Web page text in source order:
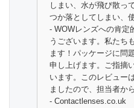
しまい、水が飛び散っ
つか落としてしまい、
- WOWレンズへの肯定
うございます。私たち
ます！パッケージに問
申し上げます。ご指摘
います。このレビュー
ましたので、担当者か
- Contactlenses.co.uk